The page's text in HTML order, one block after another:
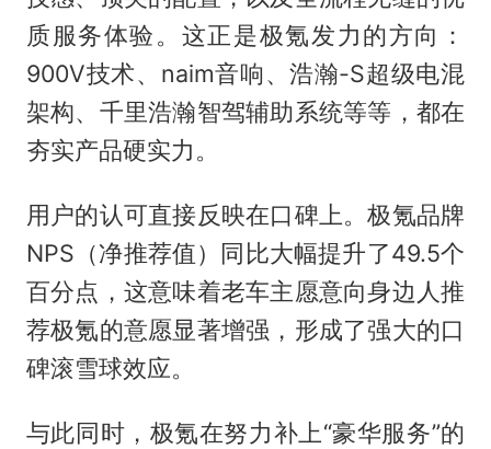
质服务体验。这正是极氪发力的方向：
900V技术、naim音响、浩瀚-S超级电混
架构、千里浩瀚智驾辅助系统等等，都在
夯实产品硬实力。
用户的认可直接反映在口碑上。极氪品牌
NPS（净推荐值）同比大幅提升了49.5个
百分点，这意味着老车主愿意向身边人推
荐极氪的意愿显著增强，形成了强大的口
碑滚雪球效应。
与此同时，极氪在努力补上“豪华服务”的